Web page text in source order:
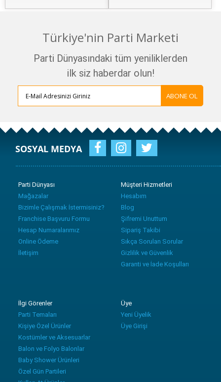
Türkiye'nin Parti Marketi
Parti Dünyasındaki tüm yeniliklerden
ilk siz haberdar olun!
ABONE OL
SOSYAL MEDYA
Parti Dünyası
Mağazalar
Bizimle Çalışmak İstermisiniz?
Franchise Başvuru Formu
Hesap Numaralarımız
Online Ödeme
İletişim
Müşteri Hizmetleri
Hesabım
Blog
Şifremi Unuttum
Sipariş Takibi
Sıkça Sorulan Sorular
Gizlilik ve Güvenlik
Garanti ve İade Koşulları
İlgi Görenler
Parti Temaları
Kişiye Özel Ürünler
Kostümler ve Aksesuarlar
Balon ve Folyo Balonlar
Baby Shower Ürünleri
Özel Gün Partileri
Üye
Yeni Üyelik
Üye Girişi